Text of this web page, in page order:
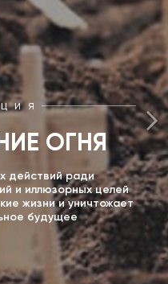
ОГНЯ
действий ради
и иллюзорных целей
жизни и уничтожает
будущее